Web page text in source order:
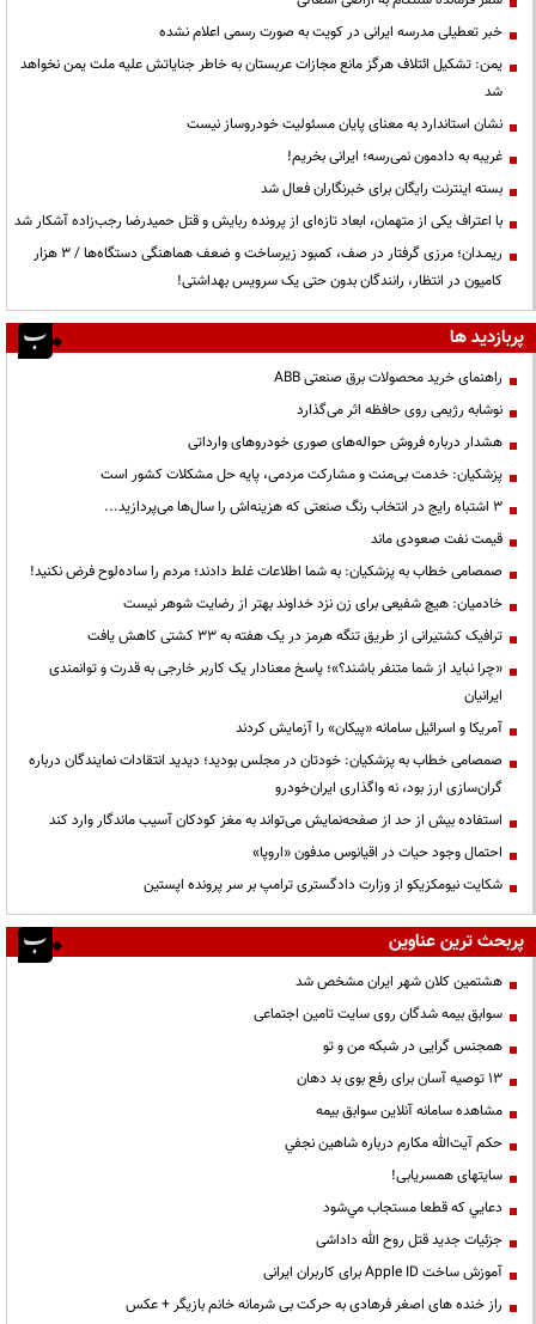
خبر تعطیلی مدرسه ایرانی در کویت به صورت رسمی اعلام نشده
یمن: تشکیل ائتلاف هرگز مانع مجازات عربستان به خاطر جنایاتش علیه ملت یمن نخواهد
شد
نشان استاندارد به معنای پایان مسئولیت خودروساز نیست
غریبه به دادمون نمی‌رسه؛ ایرانی بخریم!
بسته اینترنت رایگان برای خبرنگاران فعال شد
با اعتراف یکی از متهمان، ابعاد تازه‌ای از پرونده ربایش و قتل حمیدرضا رجب‌زاده آشکار شد
ریمـدان؛ مرزی گرفتار در صف، کمبود زیرساخت و ضعف هماهنگی دستگاه‌ها / ۳ هزار
کامیون در انتظار، رانندگان بدون حتی یک سرویس بهداشتی!
پربازدید ها
راهنمای خرید محصولات برق صنعتی ABB
نوشابه رژیمی روی حافظه اثر می‌گذارد
هشدار درباره فروش حواله‌های صوری خودروهای وارداتی
پزشکیان: خدمت بی‌منت و مشارکت مردمی، پایه حل مشکلات کشور است
3 اشتباه رایج در انتخاب رنگ صنعتی که هزینه‌اش را سال‌ها می‌پردازید...
قیمت نفت صعودی ماند
صمصامی خطاب به پزشکیان: به شما اطلاعات غلط دادند؛ مردم را ساده‌لوح فرض نکنید!
خادمیان: هیچ شفیعی برای زن نزد خداوند بهتر از رضایت شوهر نیست
ترافیک کشتیرانی از طریق تنگه هرمز در یک هفته به ۳۳ کشتی کاهش یافت
«چرا نباید از شما متنفر باشند؟»؛ پاسخ معنادار یک کاربر خارجی به قدرت و توانمندی
ایرانیان
آمریکا و اسرائیل سامانه «پیکان» را آزمایش کردند
صمصامی خطاب به پزشکیان: خودتان در مجلس بودید؛ دیدید انتقادات نمایندگان درباره
گران‌سازی ارز بود، نه واگذاری ایران‌خودرو
استفاده بیش از حد از صفحه‌نمایش می‌تواند به مغز کودکان آسیب ماندگار وارد کند
احتمال وجود حیات در اقیانوس مدفون «اروپا»
شکایت نیومکزیکو از وزارت دادگستری ترامپ بر سر پرونده اپستین
پربحث ترین عناوین
هشتمین کلان شهر ایران مشخص شد
سوابق بیمه شدگان روی سایت تامین اجتماعی
همجنس گرایی در شبکه من و تو
13 توصیه آسان برای رفع بوی بد دهان
مشاهده سامانه آنلاين سوابق بیمه
حكم آيت‌الله مكارم درباره شاهين نجفي
سایتهای همسریابی!
دعايي كه قطعا مستجاب مي‌شود
جزئیات جدید قتل روح الله داداشی
آموزش ساخت Apple ID برای کاربران ایرانی
راز خنده های اصغر فرهادی به حرکت بی شرمانه خانم بازیگر + عکس